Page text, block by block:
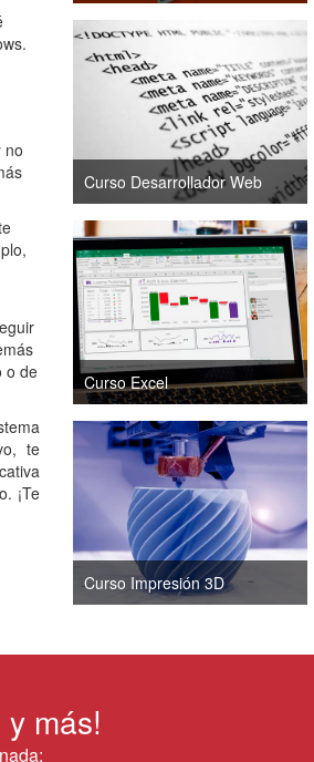
no
o de
te
¡Te
Curso Desarrollador Web
Curso Excel
Curso Impresión 3D
más!